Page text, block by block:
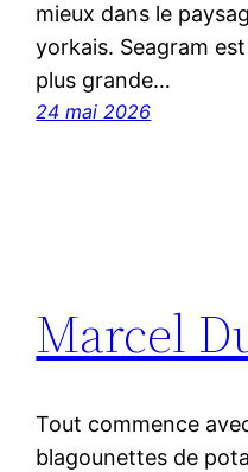
mieux dans le
yorkais. Seagram
plus grande…
24 mai 2026
Marcel
Tout commence
blagounettes de